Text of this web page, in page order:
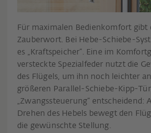
Für maximalen Bedienkomfort gibt
Zauberwort. Bei Hebe-Schiebe-
es „Kraftspeicher“. Eine im
versteckte Spezialfeder nutzt die
des Flügels, um ihn noch leichter
größeren Parallel-Schiebe-Kipp-
„Zwangssteuerung“ entscheidend:
Drehen des Hebels bewegt den
die gewünschte Stellung.